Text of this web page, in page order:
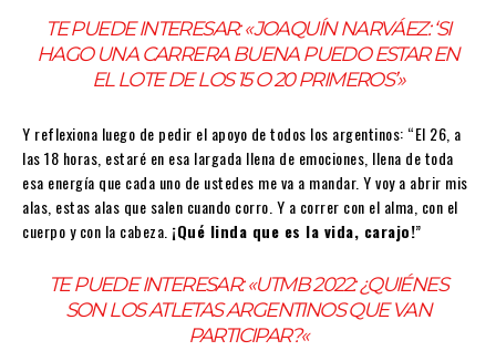
TE PUEDE INTERESAR:«JOAQUÍN NARVÁEZ: ‘SI
HAGO UNA CARRERA BUENA PUEDO ESTAR EN
EL LOTE DE LOS 15 O 20 PRIMEROS’»
Y reflexiona luego de pedir el apoyo de todos los argentinos: “El 26, a
las 18 horas, estaré en esa largada llena de emociones, llena de toda
esa energía que cada uno de ustedes me va a mandar. Y voy a abrir mis
alas, estas alas que salen cuando corro. Y a correr con el alma, con el
cuerpo y con la cabeza. ¡Qué linda que es la vida, carajo!”
TE PUEDE INTERESAR:«UTMB 2022: ¿QUIÉNES
SON LOS ATLETAS ARGENTINOS QUE VAN
PARTICIPAR?«